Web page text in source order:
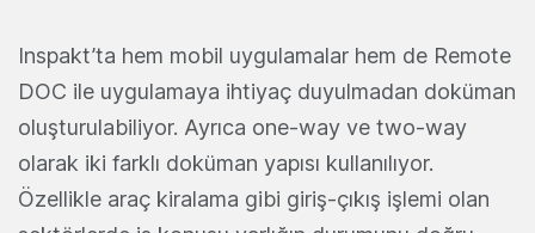
Inspakt’ta hem mobil uygulamalar hem de Remote
DOC ile uygulamaya ihtiyaç duyulmadan doküman
oluşturulabiliyor. Ayrıca one-way ve two-way
olarak iki farklı doküman yapısı kullanılıyor.
Özellikle araç kiralama gibi giriş-çıkış işlemi olan